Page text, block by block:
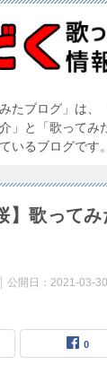
たブログ」は
」と「歌ってみ
いるブログです。
】歌って
公開日： 2021-03-30
0